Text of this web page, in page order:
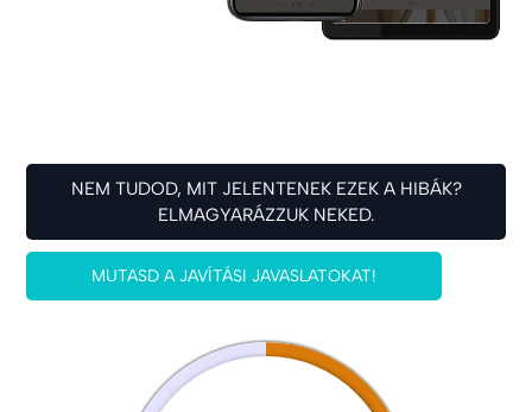
NEM TUDOD, MIT JELENTENEK EZEK A HIBÁK?
ELMAGYARÁZZUK NEKED.
MUTASD A JAVÍTÁSI JAVASLATOKAT!